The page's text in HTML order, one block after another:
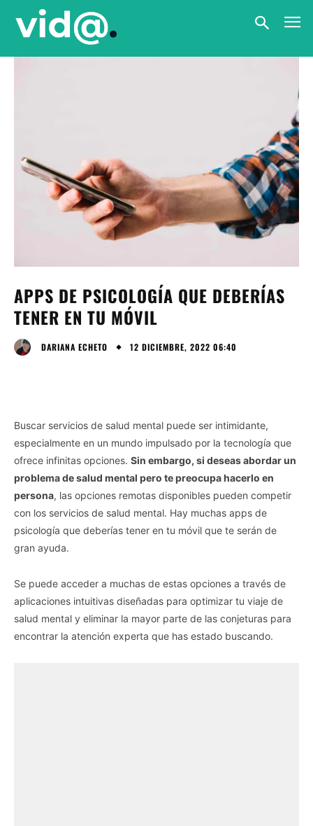
APPS DE PSICOLOGÍA QUE DEBERÍAS
TENER EN TU MÓVIL
DARIANA ECHETO 12 DICIEMBRE, 2022 06:40
Buscar servicios de salud mental puede ser intimidante,
especialmente en un mundo impulsado por la tecnología que
ofrece infinitas opciones. Sin embargo, si deseas abordar un
problema de salud mental pero te preocupa hacerlo en
persona, las opciones remotas disponibles pueden competir
con los servicios de salud mental. Hay muchas apps de
psicología que deberías tener en tu móvil que te serán de
gran ayuda.
Se puede acceder a muchas de estas opciones a través de
aplicaciones intuitivas diseñadas para optimizar tu viaje de
salud mental y eliminar la mayor parte de las conjeturas para
encontrar la atención experta que has estado buscando.